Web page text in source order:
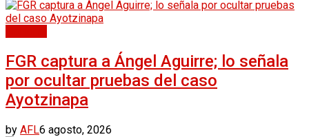
FGR captura a Ángel Aguirre; lo señala
por ocultar pruebas del caso
Ayotzinapa
by AFL6 agosto, 2026